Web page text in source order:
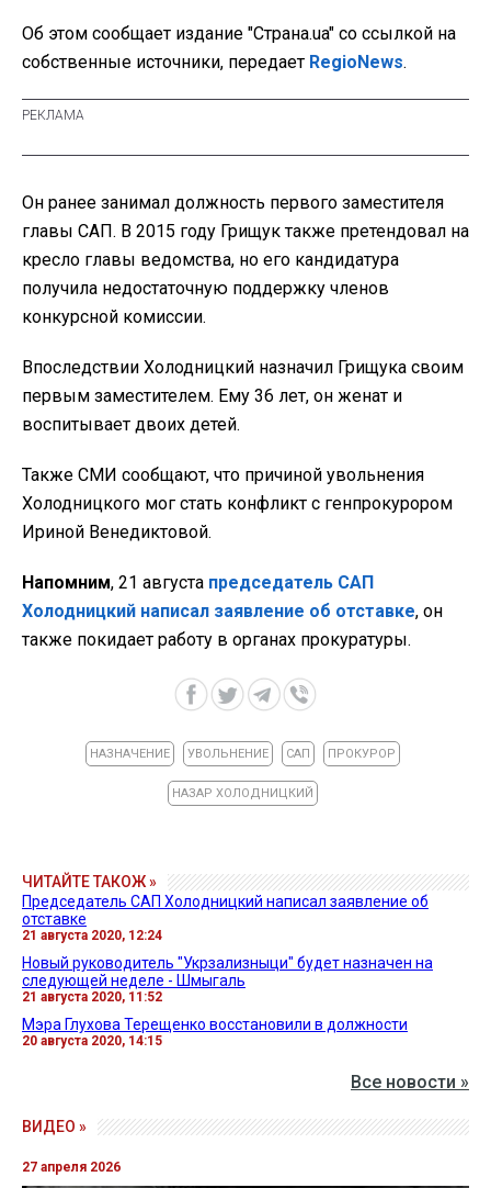
Об этом сообщает издание "Страна.ua" со ссылкой на
собственные источники, передает RegioNews.
Он ранее занимал должность первого заместителя
главы САП. В 2015 году Грищук также претендовал на
кресло главы ведомства, но его кандидатура
получила недостаточную поддержку членов
конкурсной комиссии.
Впоследствии Холодницкий назначил Грищука своим
первым заместителем. Ему 36 лет, он женат и
воспитывает двоих детей.
Также СМИ сообщают, что причиной увольнения
Холодницкого мог стать конфликт с генпрокурором
Ириной Венедиктовой.
Напомним, 21 августа председатель САП
Холодницкий написал заявление об отставке, он
также покидает работу в органах прокуратуры.
НАЗНАЧЕНИЕ УВОЛЬНЕНИЕ САП ПРОКУРОР
НАЗАР ХОЛОДНИЦКИЙ
ЧИТАЙТЕ ТАКОЖ »
Председатель САП Холодницкий написал заявление об
отставке
21 августа 2020, 12:24
Новый руководитель "Укрзализныци" будет назначен на
следующей неделе - Шмыгаль
21 августа 2020, 11:52
Мэра Глухова Терещенко восстановили в должности
20 августа 2020, 14:15
Все новости »
ВИДЕО »
27 апреля 2026